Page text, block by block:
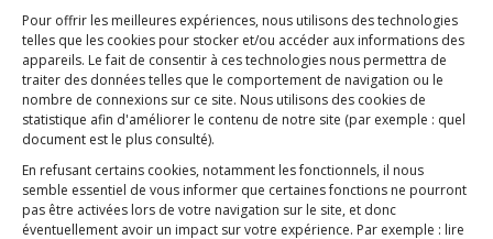
Pour offrir les meilleures expériences, nous utilisons des technologies
telles que les cookies pour stocker et/ou accéder aux informations des
appareils. Le fait de consentir à ces technologies nous permettra de
traiter des données telles que le comportement de navigation ou le
nombre de connexions sur ce site. Nous utilisons des cookies de
statistique afin d'améliorer le contenu de notre site (par exemple : quel
document est le plus consulté).
En refusant certains cookies, notamment les fonctionnels, il nous
semble essentiel de vous informer que certaines fonctions ne pourront
pas être activées lors de votre navigation sur le site, et donc
éventuellement avoir un impact sur votre expérience. Par exemple : lire
En 1974, l’Institut Pasteur retirait l’aluminium de
ses vaccins et le remplaçait par du phosphate de
calcium, composant naturel de l’organisme.
Aucun effet indésirable important, une efficacité
plus grande que l’aluminium, selon l’aveu même de
ses concurrents anglais [7].
L’Académie de Médecine écrit dans son rapport de